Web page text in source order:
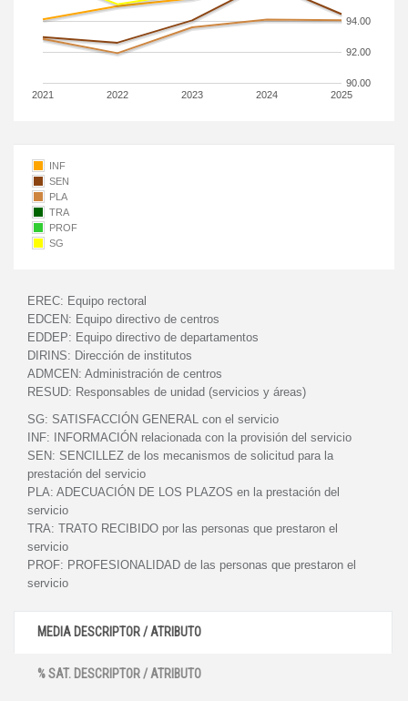
2021 2022 2023 2024 2025
90.00
92.00
94.00
INF
SEN
PLA
TRA
PROF
SG
EREC: Equipo rectoral
EDCEN: Equipo directivo de centros
EDDEP: Equipo directivo de departamentos
DIRINS: Dirección de institutos
ADMCEN: Administración de centros
RESUD: Responsables de unidad (servicios y áreas)
SG: SATISFACCIÓN GENERAL con el servicio
INF:
INFORMACIÓN relacionada con la provisión del servicio
SEN: SENCILLEZ de los mecanismos de solicitud para la
prestación del servicio
PLA: ADECUACIÓN DE LOS PLAZOS en la prestación del
servicio
TRA: TRATO RECIBIDO por las personas que prestaron el
servicio
PROF: PROFESIONALIDAD de las personas que prestaron el
servicio
MEDIA DESCRIPTOR / ATRIBUTO
% SAT. DESCRIPTOR / ATRIBUTO